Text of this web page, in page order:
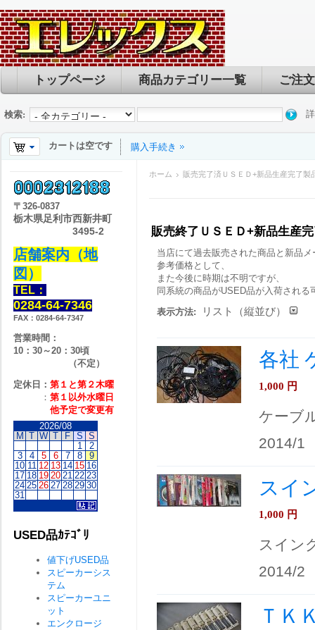
トップページ 商品カテゴリー一覧 ご注
検索:
カートは空です 購入手続き
ホーム 販売完了済ＵＳＥＤ+新品生産完了製
販売終了ＵＳＥＤ+新品生産
当店にて過去販売された商品と新品
参考価格として、
また今後に時期は不明ですが、
同系統の商品がUSED品が入荷される
表示方法:
リスト（縦並び）
各社
1,000 円
ケーブ
2014/1
スイ
1,000 円
スイン
2014/2
ＴＫ
〒 326-0837
栃木県足利市西新井町
3495-2
店舗案内（地
図）
TEL：
0284-64-7346
FAX：0284-64-7347
営業時間：
10：30～20：30頃
（不定）
定休日： 第１と第２木曜
： 第１以外水曜日
他予定で変更有
2026/08
M T W T F S S
1
2
3
4 5 6 7 8
9
10 11 12 13 14 15 16
17 18 19 20 21 22 23
24 25 26 27 28 29 30
31
USED品ｶﾃｺﾞﾘ
値下げUSED品
スピーカーシス
テム
スピーカーユニ
ット
エンクロージ